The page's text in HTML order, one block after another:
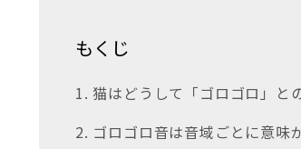
もくじ
1. 猫はどうして「ゴロゴロ」と
2. ゴロゴロ音は音域ごとに意味